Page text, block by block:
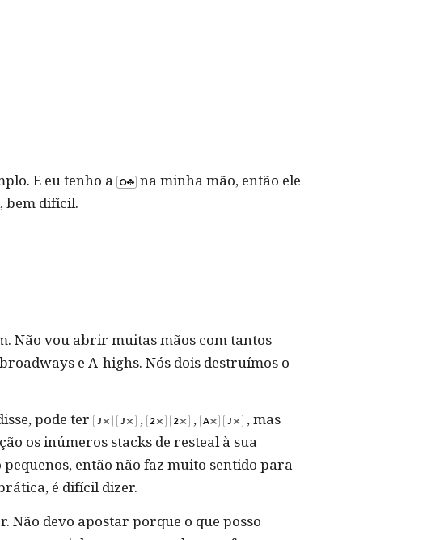
E eu tenho a
na minha mão, então ele
bem difícil.
Não vou abrir muitas mãos com tantos
e A-highs. Nós dois destruímos o
pode ter
, ,
, mas
os inúmeros stacks de resteal à sua
pequenos, então não faz muito sentido para
é difícil dizer.
devo apostar porque o que posso